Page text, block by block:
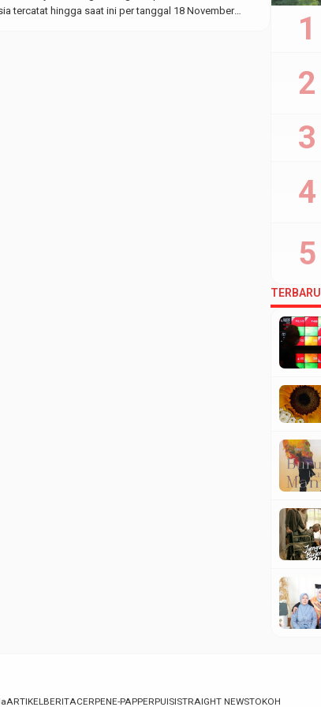
tercatat hingga saat ini per tanggal 18 November
TERBARU
ARTIKELBERITACERPENE-PAPPERPUISISTRAIGHT NEWSTOKOH